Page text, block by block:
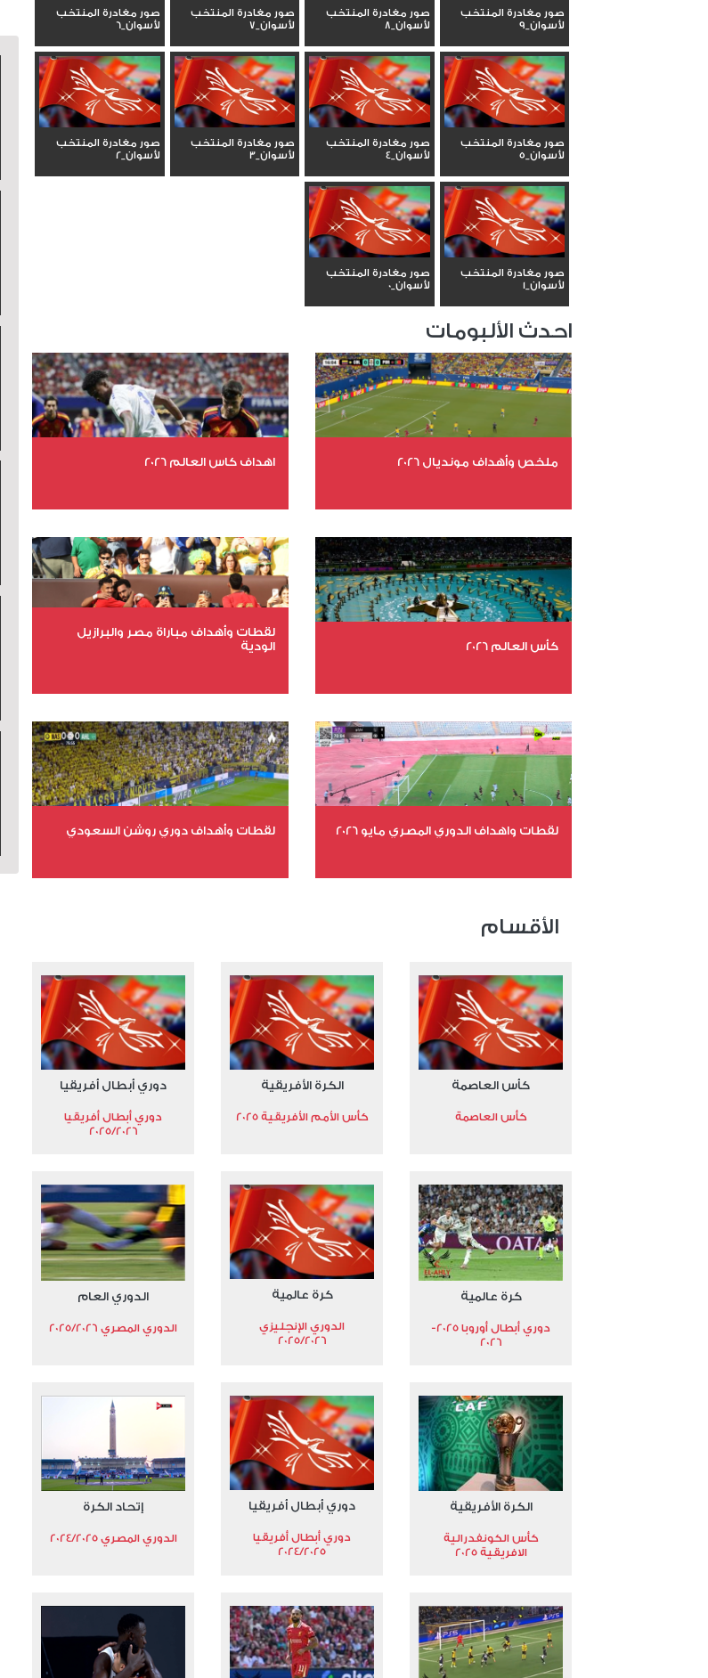
صور مغادرة المنتخب
لأسوان_9
صور مغادرة المنتخب
لأسوان_8
صور مغادرة المنتخب
لأسوان_7
صور مغادرة المنتخب
لأسوان_6
صور مغادرة المنتخب
لأسوان_5
صور مغادرة المنتخب
لأسوان_4
صور مغادرة المنتخب
لأسوان_3
صور مغادرة المنتخب
لأسوان_2
صور مغادرة المنتخب
لأسوان_1
صور مغادرة المنتخب
لأسوان_0
احدث الألبومات
ملخص وأهداف مونديال 2026
عدد المشاهدات 5014
اهداف كاس العالم 2026
عدد المشاهدات 1999
كأس العالم 2026
عدد المشاهدات 11031
لقطات وأهداف مباراة مصر والبرازيل
الودية
عدد المشاهدات 15860
لقطات واهداف الدوري المصري مايو 2026 لقطات وأهداف دوري روشن السعودي
الأقسام
كأس العاصمة
كأس العاصمة
الكرة الأفريقية
كأس الأمم الأفريقية 2025
دوري أبطال أفريقيا
دوري أبطال أفريقيا
2025/2026
كرة عالمية
دوري أبطال أوروبا 2025-
2026
كرة عالمية
الدوري الإنجليزي
2025/2026
الدوري العام
الدوري المصري 2025/2026
الكرة الأفريقية
كأس الكونفدرالية
الافريقية 2025
دوري أبطال أفريقيا
دوري أبطال أفريقيا
2024/2025
إتحاد الكرة
الدوري المصري 2024/2025